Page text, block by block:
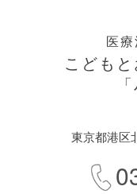
医
こども
東京都港区